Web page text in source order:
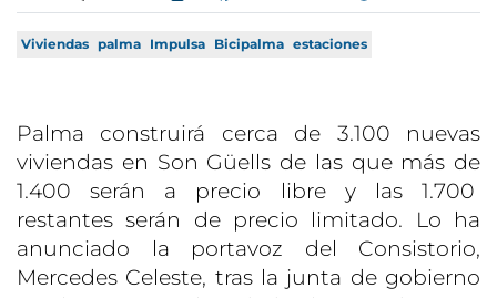
Viviendas palma Impulsa Bicipalma estaciones
Palma construirá cerca de 3.100 nuevas
viviendas en Son Güells de las que más de
1.400 serán a precio libre y las 1.700
restantes serán de precio limitado. Lo ha
anunciado la portavoz del Consistorio,
Mercedes Celeste, tras la junta de gobierno